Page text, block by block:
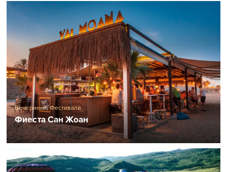
Вечеринки,Фестивали
Фиеста Сан Жоан